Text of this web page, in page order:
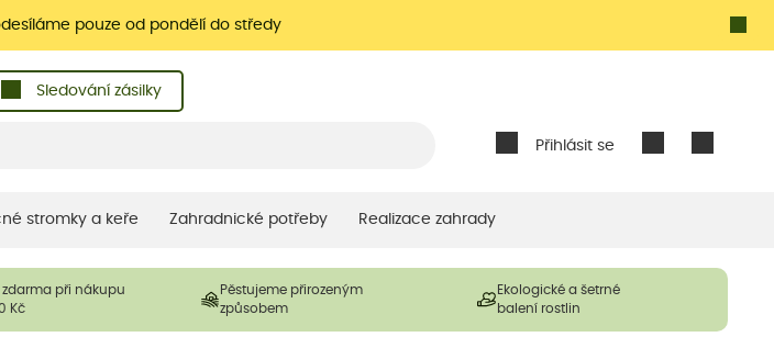
pouze od pondělí do středy
Přihlásit se
Sledování zásilky
stromky a keře Zahradnické potřeby Realizace zahrady
zdarma při nákupu
Kč
Pěstujeme přirozeným
způsobem
Ekologické a šetrné
balení rostlin